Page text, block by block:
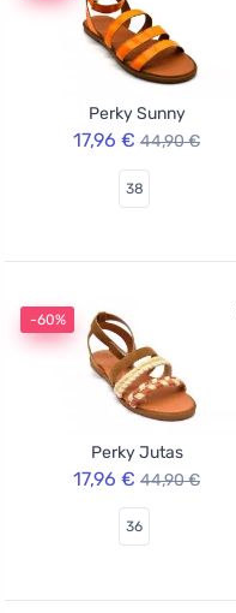
Perky Sunny
17,96 € 44,90 €
38
-60%
Perky Jutas
17,96 € 44,90 €
36